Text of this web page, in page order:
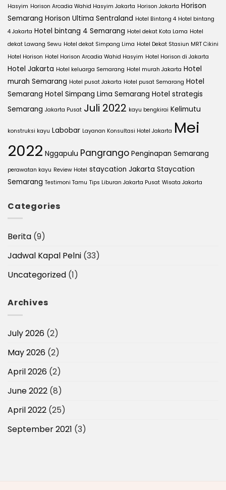
Hasyim Horison Arcadia Wahid Hasyim Jakarta Horison Jakarta Horison
Semarang Horison Ultima Sentraland Hotel Bintang 4 Hotel bintang
4 Jakarta Hotel bintang 4 Semarang Hotel dekat Kota Lama Hotel
dekat Lawang Sewu Hotel dekat Simpang Lima Hotel Dekat Stasiun MRT Cikini
Hotel Horison Hotel Horison Arcadia Wahid Hasyim Hotel Horison di Jakarta
Hotel Jakarta Hotel keluarga Semarang Hotel murah Jakarta Hotel
murah Semarang Hotel pusat Jakarta Hotel pusat Semarang Hotel
Semarang Hotel Simpang Lima Semarang Hotel strategis
Semarang Jakarta Pusat Juli 2022 kayu bengkirai Kelimutu
konstruksi kayu Labobar Layanan Konsultasi Hotel Jakarta Mei
2022 Nggapulu Pangrango Penginapan Semarang
perawatan kayu Review Hotel staycation Jakarta Staycation
Semarang Testimoni Tamu Tips Liburan Jakarta Pusat Wisata Jakarta
Categories
Berita (9)
Jadwal Kapal Pelni (33)
Uncategorized (1)
Archives
July 2026 (2)
May 2026 (2)
April 2026 (2)
June 2022 (8)
April 2022 (25)
September 2021 (3)